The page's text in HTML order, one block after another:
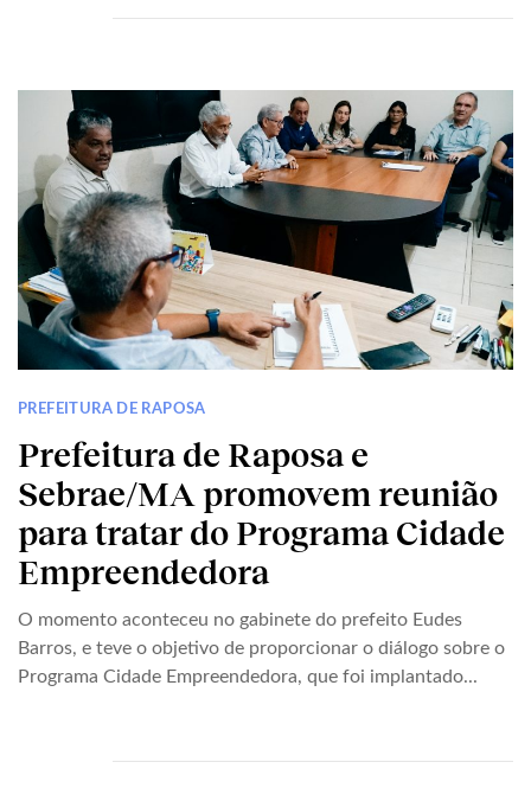
PREFEITURA DE RAPOSA
Prefeitura de Raposa e
Sebrae/MA promovem reunião
para tratar do Programa Cidade
Empreendedora
O momento aconteceu no gabinete do prefeito Eudes
Barros, e teve o objetivo de proporcionar o diálogo sobre o
Programa Cidade Empreendedora, que foi implantado...